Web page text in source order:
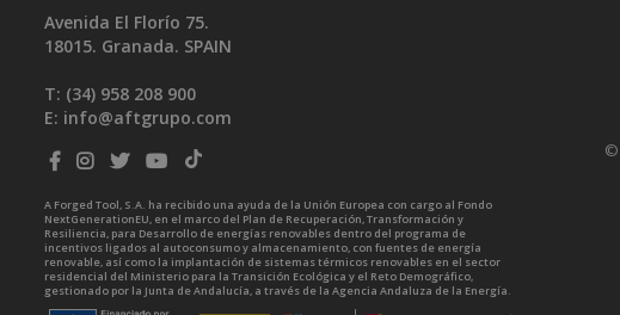
©
Avenida El Florío 75.
18015. Granada. SPAIN
T: (34) 958 208 900
E: info@aftgrupo.com
A Forged Tool, S.A. ha recibido una ayuda de la Unión Europea con cargo al Fondo
NextGenerationEU, en el marco del Plan de Recuperación, Transformación y
Resiliencia, para Desarrollo de energías renovables dentro del programa de
incentivos ligados al autoconsumo y almacenamiento, con fuentes de energía
renovable, así como la implantación de sistemas térmicos renovables en el sector
residencial del Ministerio para la Transición Ecológica y el Reto Demográfico,
gestionado por la Junta de Andalucía, a través de la Agencia Andaluza de la Energía.